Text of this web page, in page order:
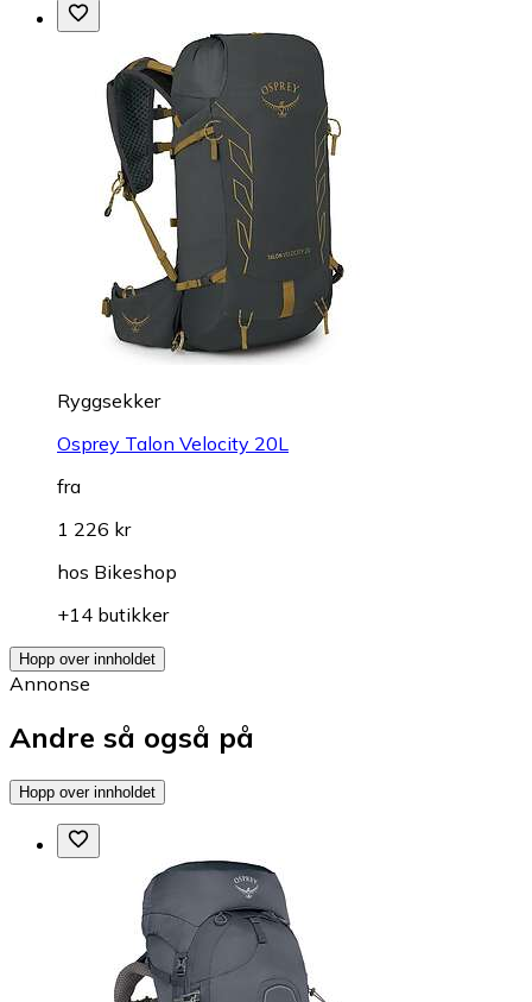
Ryggsekker
Osprey Talon Velocity 20L
fra
1 226 kr
hos Bikeshop
+14 butikker
Hopp over innholdet
Annonse
Andre så også på
Hopp over innholdet